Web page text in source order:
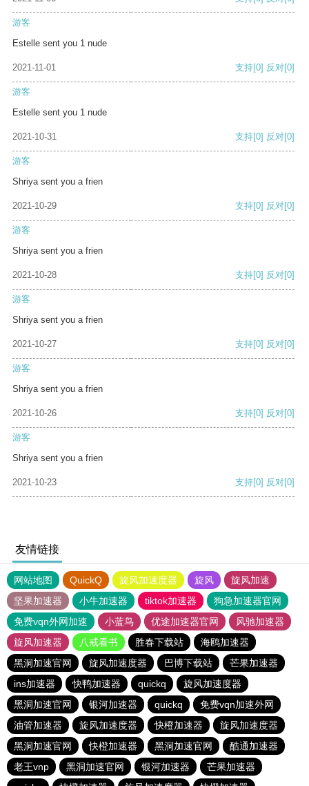
游客
Estelle sent you 1 nude
2021-11-01 支持[0] 反对[0]
游客
Estelle sent you 1 nude
2021-10-31 支持[0] 反对[0]
游客
Shriya sent you a frien
2021-10-29 支持[0] 反对[0]
游客
Shriya sent you a frien
2021-10-28 支持[0] 反对[0]
游客
Shriya sent you a frien
2021-10-27 支持[0] 反对[0]
游客
Shriya sent you a frien
2021-10-26 支持[0] 反对[0]
游客
Shriya sent you a frien
2021-10-23 支持[0] 反对[0]
友情链接
网站地图 QuickQ 旋风加速度器 旋风
旋风加速
坚果加速器
小牛加速器 tiktok加速器
狗急加速器官网
免费vqn外网加速
小蓝鸟 优途加速器官网
风驰加速器
旋风加速器
八戒看书 胜春下载站
海鸥加速器
黑洞加速官网
旋风加速度器 巴博下载站
芒果加速器
ins加速器
快鸭加速器 quickq
旋风加速度器
黑洞加速官网
银河加速器 quickq
免费vqn加速外网
油管加速器
旋风加速度器 快橙加速器
旋风加速度器
黑洞加速官网
快橙加速器 黑洞加速官网
酷通加速器
老王vnp
黑洞加速官网 银河加速器
芒果加速器